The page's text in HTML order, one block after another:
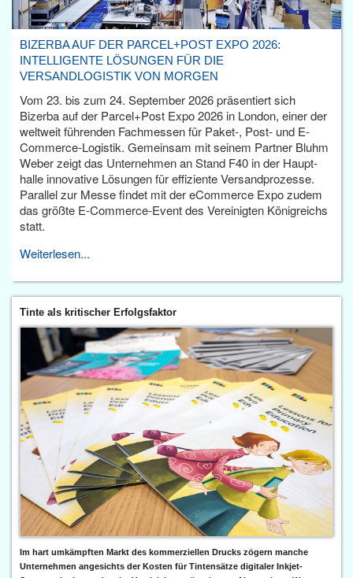
BIZERBA AUF DER PARCEL+POST EXPO 2026:
INTELLIGENTE LÖSUNGEN FÜR DIE
VERSANDLOGISTIK VON MORGEN
Vom 23. bis zum 24. September 2026 präsentiert sich
Bizerba auf der Parcel+Post Expo 2026 in London, einer der
weltweit führenden Fachmessen für Paket-, Post- und E-
Commerce-Logistik. Gemeinsam mit seinem Partner Bluhm
Weber zeigt das Unternehmen an Stand F40 in der Haupt­
halle innovative Lösungen für effiziente Versandprozesse.
Parallel zur Messe findet mit der eCommerce Expo zudem
das größte E-Commerce-Event des Vereinigten Königreichs
statt.
Weiterlesen...
Tinte als kritischer Erfolgsfaktor
Im hart umkämpften Markt des kommerziellen Drucks zögern manche
Unternehmen angesichts der Kosten für Tintensätze digitaler Inkjet-